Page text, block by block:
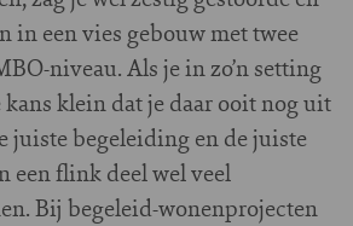
in een vies gebouw met twee
niveau. Als je in zo’n setting
klein dat je daar ooit nog uit
juiste begeleiding en de juiste
een flink deel wel veel
Bij begeleid-wonenprojecten